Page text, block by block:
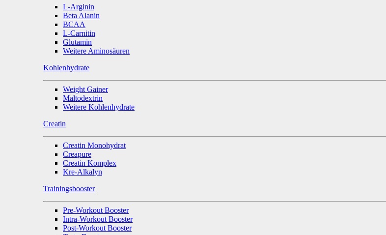
L-Arginin
Beta Alanin
BCAA
L-Carnitin
Glutamin
Weitere Aminosäuren
Kohlenhydrate
Weight Gainer
Maltodextrin
Weitere Kohlenhydrate
Creatin
Creatin Monohydrat
Creapure
Creatin Komplex
Kre-Alkalyn
Trainingsbooster
Pre-Workout Booster
Intra-Workout Booster
Post-Workout Booster